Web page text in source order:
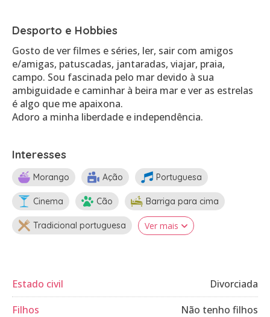
Desporto e Hobbies
Gosto de ver filmes e séries, ler, sair com amigos
e/amigas, patuscadas, jantaradas, viajar, praia,
campo. Sou fascinada pelo mar devido à sua
ambiguidade e caminhar à beira mar e ver as estrelas
é algo que me apaixona.
Adoro a minha liberdade e independência.
Interesses
Morango Ação Portuguesa
Cinema Cão Barriga para cima
Tradicional portuguesa Ver mais
Estado civil
Divorciada
Filhos
Não tenho filhos